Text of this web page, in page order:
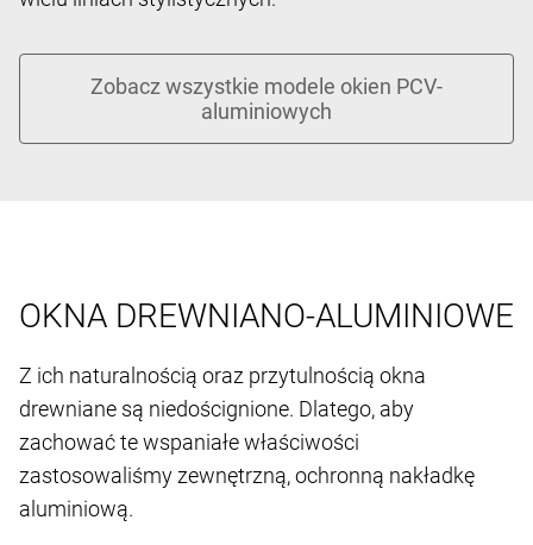
OKNA DREWNIANO-ALUMINIOWE
Z ich naturalnością oraz przytulnością okna
drewniane są niedoścignione. Dlatego, aby
zachować te wspaniałe właściwości
zastosowaliśmy zewnętrzną, ochronną nakładkę
aluminiową.